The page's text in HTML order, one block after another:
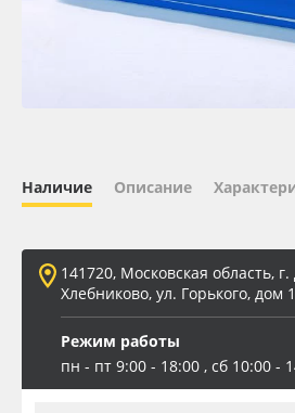
ПЭТ листовой
ПЭТ бэклит
Вспененный ПВХ
Баннер
Наличие Описание
141720, Московская область,
Хлебниково, ул. Горького, дом
Режим работы
пн - пт 9:00 - 18:00 , сб 10:00 -